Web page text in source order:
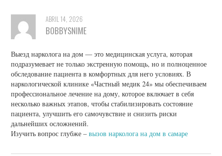
ABRIL 14, 2026
BOBBYSNIME
Выезд нарколога на дом — это медицинская услуга, которая
подразумевает не только экстренную помощь, но и полноценное
обследование пациента в комфортных для него условиях. В
наркологической клинике «Частный медик 24» мы обеспечиваем
профессиональное лечение на дому, которое включает в себя
несколько важных этапов, чтобы стабилизировать состояние
пациента, улучшить его самочувствие и снизить риски
дальнейших осложнений.
Изучить вопрос глубже –вызов нарколога на дом в самаре